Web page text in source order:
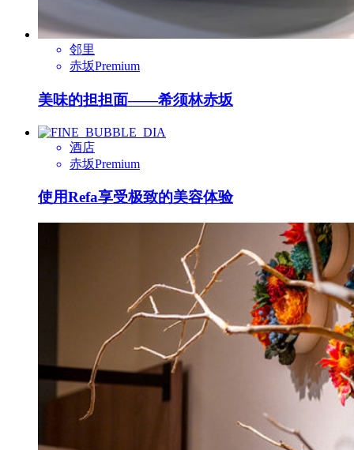
邻里
赤坂Premium
美味的担担面——希须林赤坂
酒店
赤坂Premium
使用Refa享受极致的美容体验